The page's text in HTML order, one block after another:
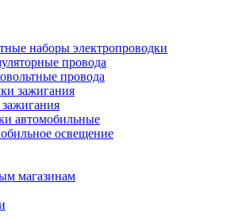
наборы электропроводки
провода
провода
зажигания
автомобильные
освещение
магазинам